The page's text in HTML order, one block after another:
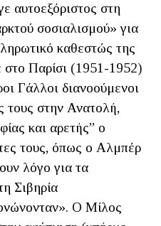
αυτοεξόριστος στη
σοσιαλισμού» για
καθεστώς της
στο Παρίσι (1951-1952)
Γάλλοι διανοούμενοι
τους στην Ανατολή,
και αρετής” ο
τους, όπως ο Αλμπέρ
λόγο για τα
Σιβηρία
Ο Μίλος